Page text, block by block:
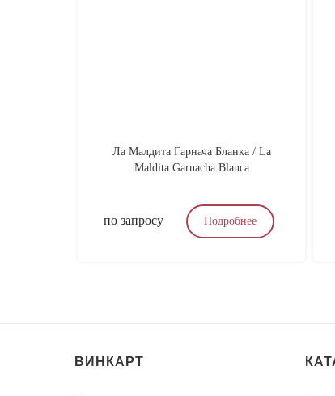
Ла Малдита Гарнача Бланка / La
Maldita Garnacha Blanca
по запросу Подробнее
ВИНКАРТ